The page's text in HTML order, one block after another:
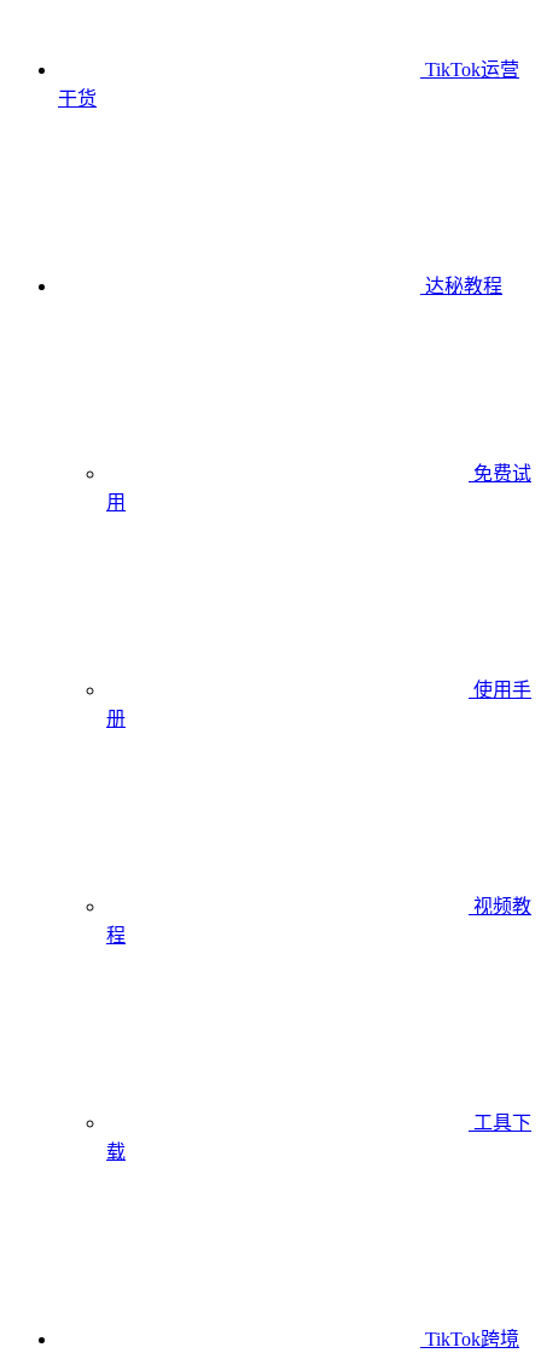
TikTok运营
干货
达秘教程
免费试
用
使用手
册
视频教
程
工具下
载
TikTok跨境